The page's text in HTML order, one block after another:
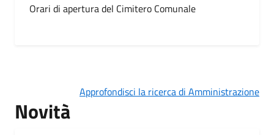
Orari di apertura del Cimitero Comunale
Approfondisci la ricerca di Amministrazione
Novità